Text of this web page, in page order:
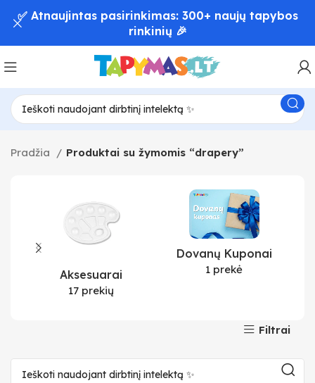
Pradžia Produktai su žymomis “drapery”
Aksesuarai
17 prekių
Dovanų Kuponai
1 prekė
Filtrai
✅ Atnaujintas pasirinkimas: 300+ naujų tapybos
rinkinių 🎉